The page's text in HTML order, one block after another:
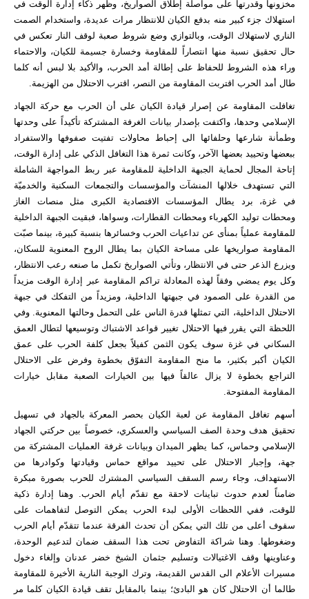
مخزونها وقدرتها على مواصلة إطلاق الصواريخ، وظهر ذكاء إدارة الوقت في
استهلاك جزء كبير منه بدفع الكيان للانتظار مرات عديدة، واستخدام الصمت
الناري لاستهلاك الوقت، وبالتوازي وضع شروط صعبة لوقف النار تعكس في
حال تحقيق نسبة منها انتصاراً للمقاومة وخسارة جسيمة للكيان، والاحتماء
وراء هذه الشروط للحفاظ على إطالة أمد الحرب، والأكيد بلا لبس أنه كلما
طال أمد الحرب اقتربت المقاومة من النصر، اقترب الاحتلال من الهزيمة.
تغافلت المقاومة عن إصرار قيادة الكيان على أن الحرب مع حركة الجهاد
الإسلامي وحدها، واكتفت بإصدار بيانات الغرفة المشتركة تأكيداً على وحدتها
وطمأنة شارعها وحلفائها الى إحباط محاولات تفتيت صفوفها والاستفراد
ببعضها وتحييد بعضها الآخر، وكانت ثمرة هذا التغافل الذكي على إدارة الوقت،
إتاحة المجال لحماية الجبهة الداخلية للمقاومة عبر ربط المواجهة الشاملة
التي تستهدف خلالها المنشآت والمؤسسات والتجمعات السكنية والخدميّة
في غزة، برد يطال المؤسسات الاقتصادية الكبرى مثل منصات الغاز
ومحطات توليد الكهرباء ومحطات القطارات، وسواها، فبقيت الجبهة الداخلية
للمقاومة عملياً بمنأى عن تداعيات الحرب وخسائرها بنسبة كبيرة، بينما صبّت
المقاومة صواريخها على مساحة الكيان بما يطال الروح المعنوية للسكان،
ويزرع الذعر حتى في الانتظار، وتأتي الصواريخ تكمل ما صنعه رعب الانتظار،
وكل يوم يمضي وفقاً لهذه المعادلة تراكم المقاومة عبر إدارة الوقت مزيداً
من القدرة على الصمود في جبهتها الداخلية، ومزيداً من التفكك في جبهة
الاحتلال الداخلية، التي تمثلها قدرة الناس على التحمل وحالتها المعنوية. وفي
اللحظة التي يقرر فيها الاحتلال تغيير قواعد الاشتباك وتوسيعها لتطال العمق
السكاني في غزة سوف يكون الثمن كفيلاً بجعل كلفة الحرب على عمق
الكيان أكبر بكثير، ما منح المقاومة التفوّق بخطوة وفرض على الاحتلال
التراجع بخطوة لا يزال عالقاً فيها بين الخيارات الصعبة مقابل خيارات
المقاومة المفتوحة.
أسهم تغافل المقاومة عن لعبة الكيان بحصر المعركة بالجهاد في تسهيل
تحقيق هدف وحدة الصف السياسي والعسكري، خصوصاً بين حركتي الجهاد
الإسلامي وحماس، كما يظهر الميدان وبيانات غرفة العمليات المشتركة من
جهة، وإجبار الاحتلال على تحييد مواقع حماس وقيادتها وكوادرها من
الاستهداف، وجاء رسم السقف السياسي المشترك للحرب بصورة مبكرة
ضامناً لعدم حدوث تباينات لاحقة مع تقدّم أيام الحرب. وهنا إدارة ذكية
للوقت، ففي اللحظات الأولى لبدء الحرب يمكن التوصل لتفاهمات على
سقوف أعلى من تلك التي يمكن أن تحدث الفرقة عندما تتقدّم أيام الحرب
وضغوطها. وهنا شراكة التفاوض تحت هذا السقف ضمان لتدعيم الوحدة،
وعناوينها وقف الاغتيالات وتسليم جثمان الشيخ خضر عدنان وإلغاء دخول
مسيرات الأعلام الى القدس القديمة، وترك الوجبة النارية الأخيرة للمقاومة
طالما أن الاحتلال كان هو البادئ؛ بينما بالمقابل تقف قيادة الكيان كلما مر